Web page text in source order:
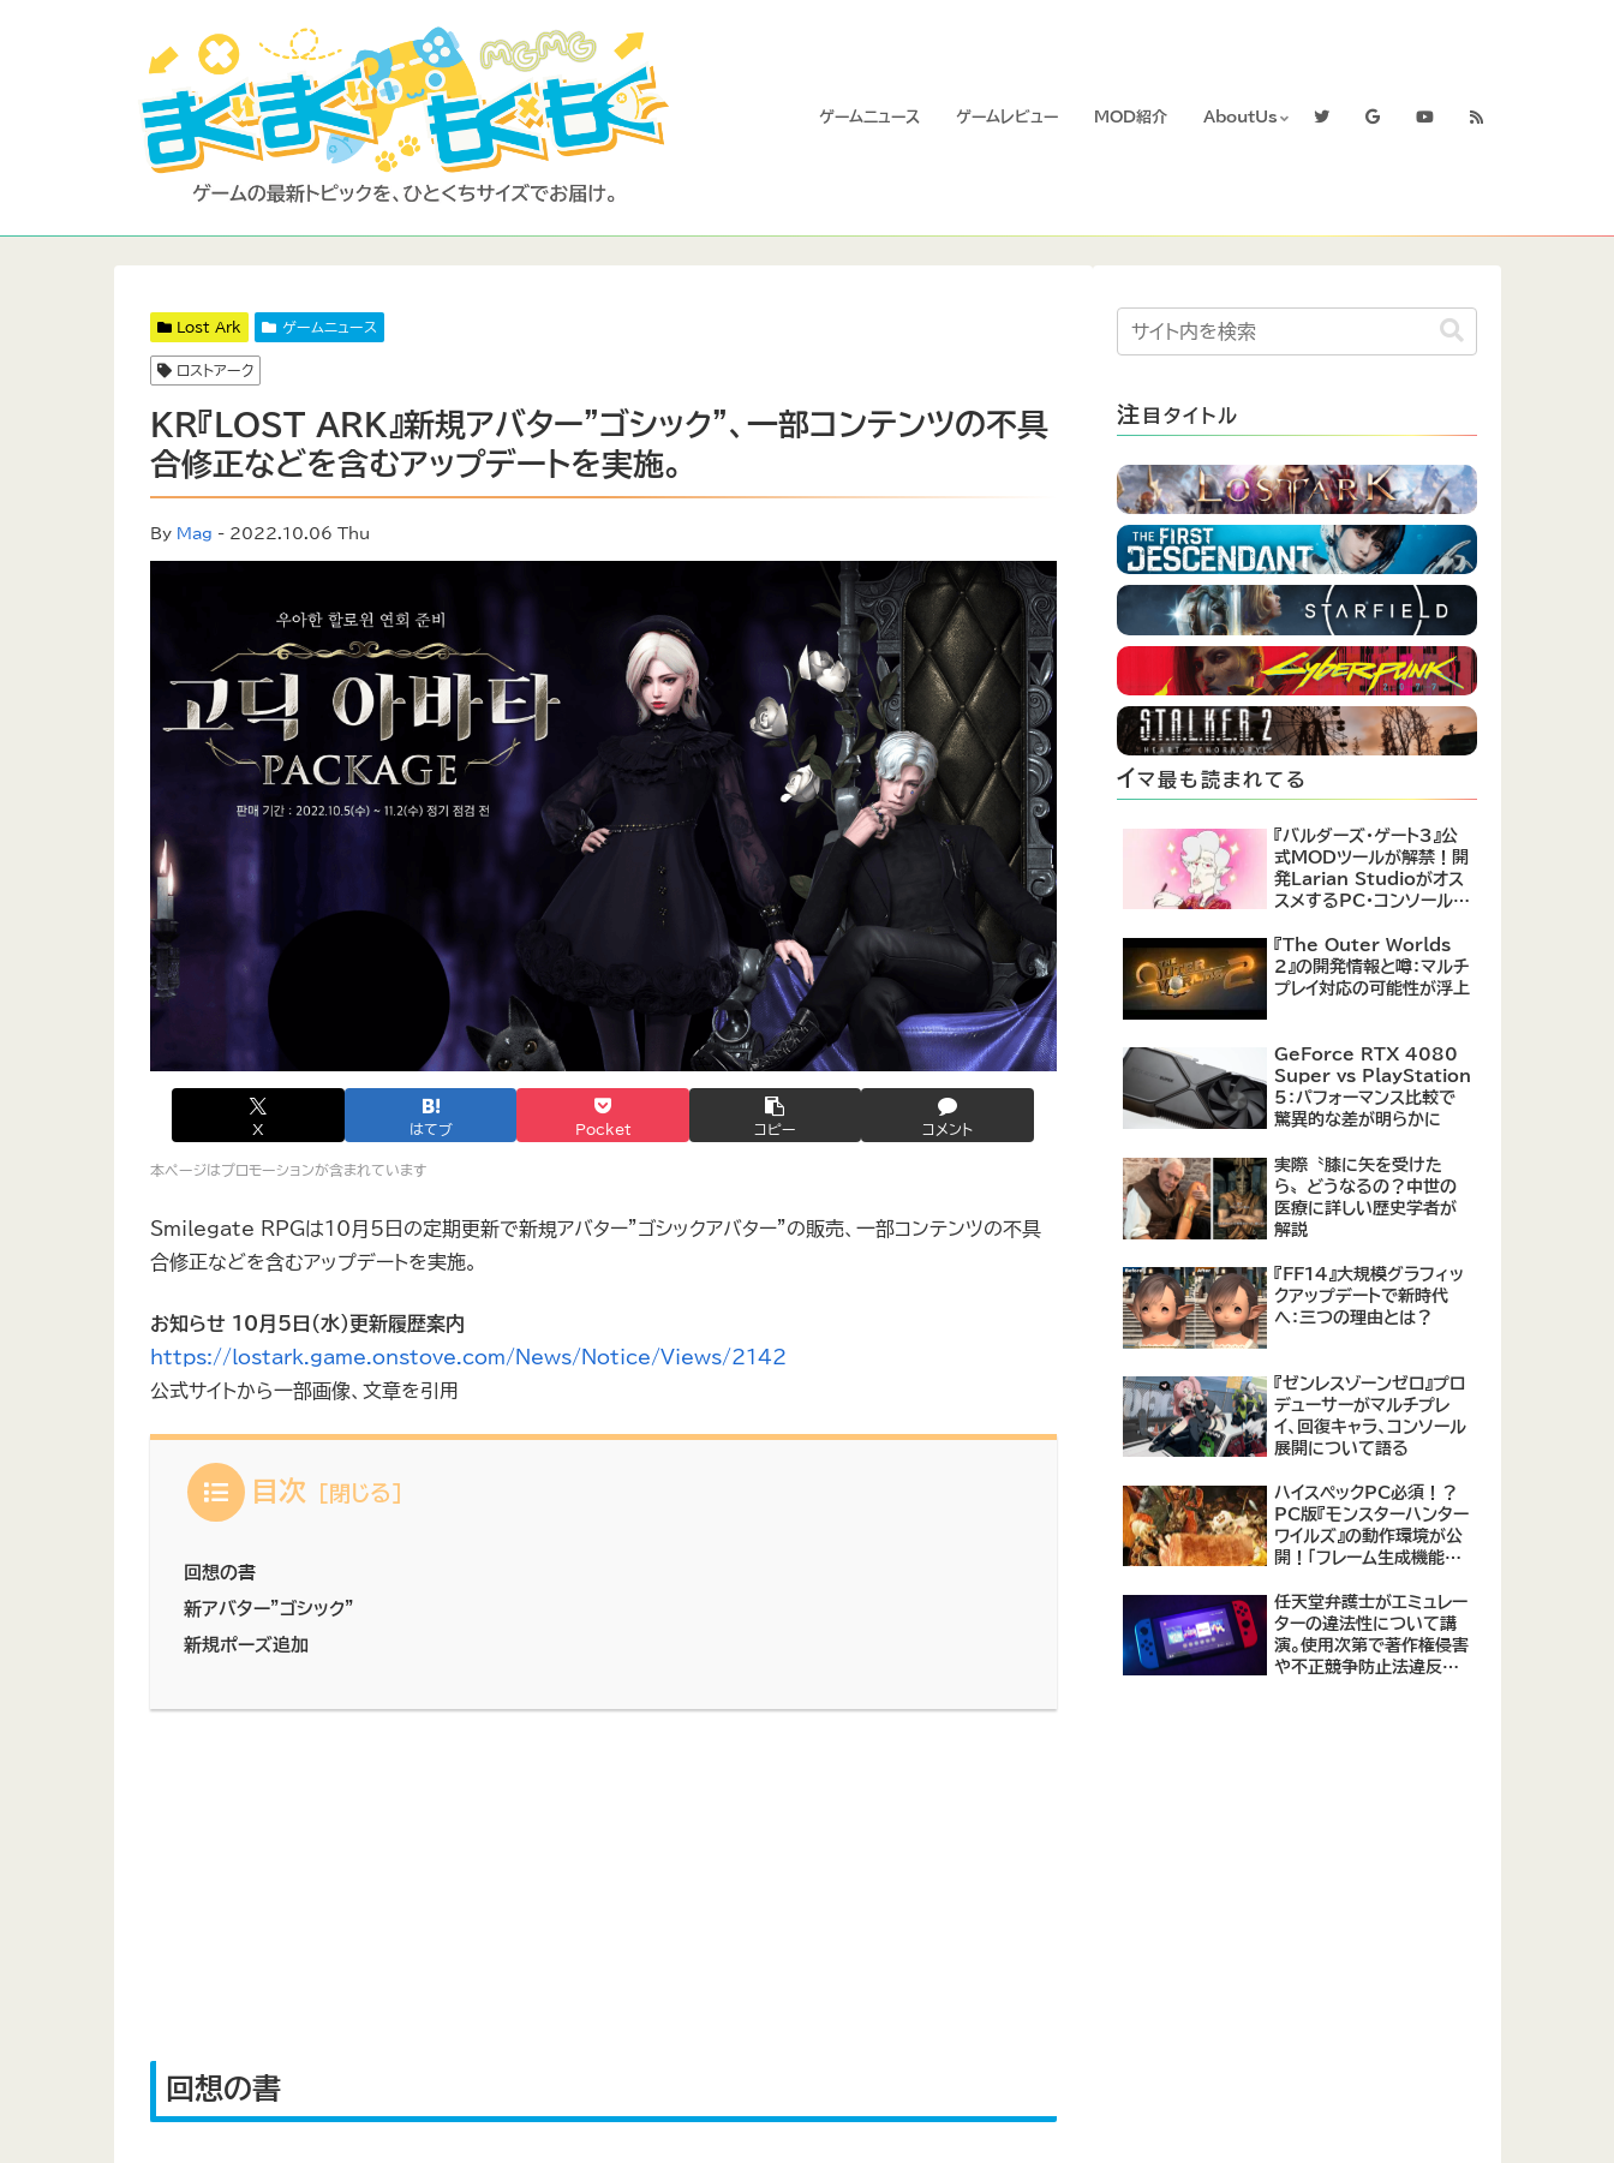
ゲームニュース ゲームレビュー MOD紹介 AboutUs
Lost Ark ゲームニュース
ロストアーク
KR『LOST ARK』新規アバター”ゴシック”、一部コンテンツの不具
合修正などを含むアップデートを実施。
By Mag - 2022.10.06 Thu
X はてブ Pocket コピー コメント
本ページはプロモーションが含まれています
Smilegate RPGは10月5日の定期更新で新規アバター”ゴシックアバター”の販売、一部コンテンツの不具
合修正などを含むアップデートを実施。
お知らせ 10月5日（水）更新履歴案内
https://lostark.game.onstove.com/News/Notice/Views/2142
公式サイトから一部画像、文章を引用
目次
回想の書
新アバター”ゴシック”
新規ポーズ追加
回想の書
注 目タイトル
イマ最も読まれてる
『バルダーズ・ゲート3』公
式MODツールが解禁！開
発Larian Studioがオス
スメするPC・コンソール向
『The Outer Worlds
2』の開発情報と噂：マルチ
プレイ対応の可能性が浮上
GeForce RTX 4080
Super vs PlayStation
5：パフォーマンス比較で
驚異的な差が明らかに
実際〝膝に矢を受けた
ら〟どうなるの？中世の
医療に詳しい歴史学者が
解説
『FF14』大規模グラフィッ
クアップデートで新時代
へ：三つの理由とは？
『ゼンレスゾーンゼロ』プロ
デューサーがマルチプレ
イ、回復キャラ、コンソール
展開について語る
ハイスペックPC必須！？
PC版『モンスターハンター
ワイルズ』の動作環境が公
開！「フレーム生成機能を
のは無理がある」との声も
任天堂弁護士がエミュレー
ターの違法性について講
演。使用次第で著作権侵害
や不正競争防止法違反に